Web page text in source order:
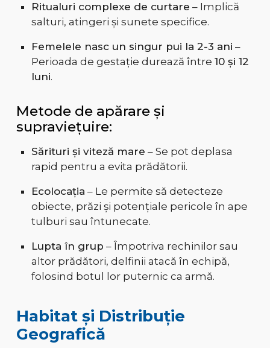
Ritualuri complexe de curtare – Implică
salturi, atingeri și sunete specifice.
Femelele nasc un singur pui la 2-3 ani –
Perioada de gestație durează între 10 și 12
luni.
Metode de apărare și
supraviețuire:
Sărituri și viteză mare – Se pot deplasa
rapid pentru a evita prădătorii.
Ecolocația – Le permite să detecteze
obiecte, prăzi și potențiale pericole în ape
tulburi sau întunecate.
Lupta în grup – Împotriva rechinilor sau
altor prădători, delfinii atacă în echipă,
folosind botul lor puternic ca armă.
Habitat și Distribuție
Geografică